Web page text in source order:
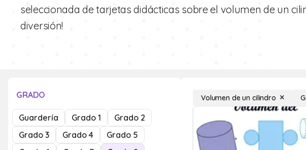
seleccionada de tarjetas didácticas sobre el volumen de un
diversión!
GRADO
Guardería Grado 1
Grado 2
Grado 3
Grado 4
Grado 5
Volumen de un cilindro